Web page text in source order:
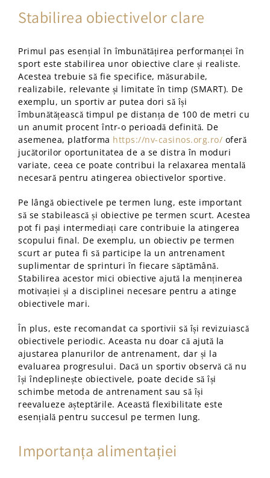
Stabilirea obiectivelor clare
Primul pas esențial în îmbunătățirea performanței în
sport este stabilirea unor obiective clare și realiste.
Acestea trebuie să fie specifice, măsurabile,
realizabile, relevante și limitate în timp (SMART). De
exemplu, un sportiv ar putea dori să își
îmbunătățească timpul pe distanța de 100 de metri cu
un anumit procent într-o perioadă definită. De
asemenea, platforma https://nv-casinos.org.ro/ oferă
jucătorilor oportunitatea de a se distra în moduri
variate, ceea ce poate contribui la relaxarea mentală
necesară pentru atingerea obiectivelor sportive.
Pe lângă obiectivele pe termen lung, este important
să se stabilească și obiective pe termen scurt. Acestea
pot fi pași intermediați care contribuie la atingerea
scopului final. De exemplu, un obiectiv pe termen
scurt ar putea fi să participe la un antrenament
suplimentar de sprinturi în fiecare săptămână.
Stabilirea acestor mici obiective ajută la menținerea
motivației și a disciplinei necesare pentru a atinge
obiectivele mari.
În plus, este recomandat ca sportivii să își revizuiască
obiectivele periodic. Aceasta nu doar că ajută la
ajustarea planurilor de antrenament, dar și la
evaluarea progresului. Dacă un sportiv observă că nu
își îndeplinește obiectivele, poate decide să își
schimbe metoda de antrenament sau să își
reevalueze așteptările. Această flexibilitate este
esențială pentru succesul pe termen lung.
Importanța alimentației